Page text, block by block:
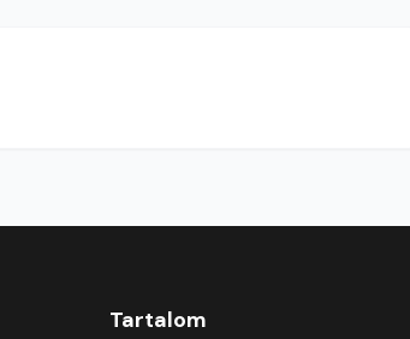
Tartalom